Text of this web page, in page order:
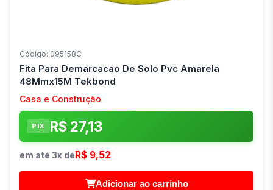
Código: 095158C
Fita Para Demarcacao De Solo Pvc Amarela
48Mmx15M Tekbond
Casa e Construção
PIX R$ 27,13
em até 3x de R$ 9,52
Adicionar ao carrinho